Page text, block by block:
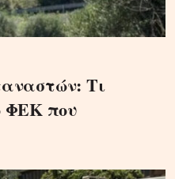
Τι
ΦΕΚ που